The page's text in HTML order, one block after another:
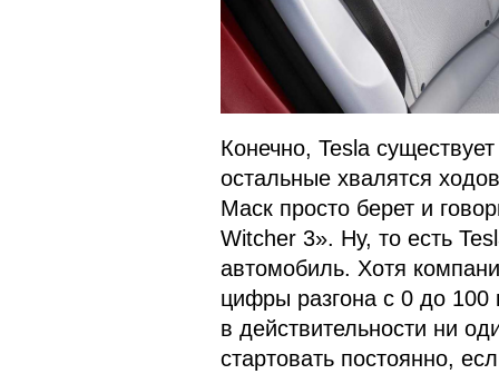
Конечно, Tesla
остальные хвалятся
Маск просто берет и
Witcher 3». Ну, то есть
автомобиль. Хотя
цифры разгона с 0 до
в действительности ни
стартовать постоянно,